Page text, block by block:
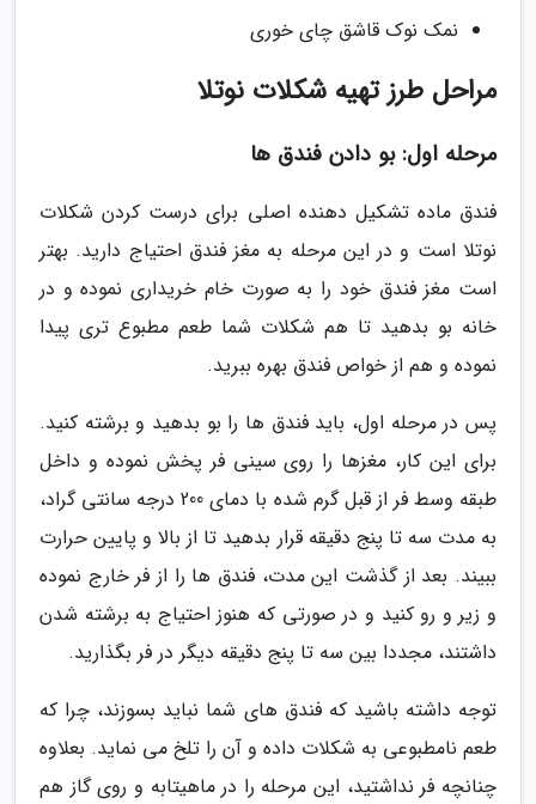
نمک نوک قاشق چای خوری
مراحل طرز تهیه شکلات نوتلا
مرحله اول: بو دادن فندق ها
فندق ماده تشکیل دهنده اصلی برای درست کردن شکلات
نوتلا است و در این مرحله به مغز فندق احتیاج دارید. بهتر
است مغز فندق خود را به صورت خام خریداری نموده و در
خانه بو بدهید تا هم شکلات شما طعم مطبوع تری پیدا
نموده و هم از خواص فندق بهره ببرید.
پس در مرحله اول، باید فندق ها را بو بدهید و برشته کنید.
برای این کار، مغزها را روی سینی فر پخش نموده و داخل
طبقه وسط فر از قبل گرم شده با دمای 200 درجه سانتی گراد،
به مدت سه تا پنج دقیقه قرار بدهید تا از بالا و پایین حرارت
ببیند. بعد از گذشت این مدت، فندق ها را از فر خارج نموده
و زیر و رو کنید و در صورتی که هنوز احتیاج به برشته شدن
داشتند، مجددا بین سه تا پنج دقیقه دیگر در فر بگذارید.
توجه داشته باشید که فندق های شما نباید بسوزند، چرا که
طعم نامطبوعی به شکلات داده و آن را تلخ می نماید. بعلاوه
چنانچه فر نداشتید، این مرحله را در ماهیتابه و روی گاز هم